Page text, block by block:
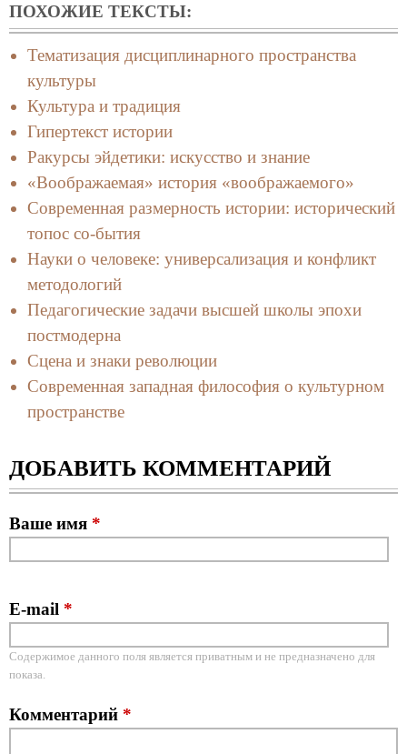
ПОХОЖИЕ ТЕКСТЫ:
Тематизация дисциплинарного пространства
культуры
Культура и традиция
Гипертекст истории
Ракурсы эйдетики: искусство и знание
«Воображаемая» история «воображаемого»
Современная размерность истории: исторический
топос со-бытия
Науки о человеке: универсализация и конфликт
методологий
Педагогические задачи высшей школы эпохи
постмодерна
Сцена и знаки революции
Современная западная философия о культурном
пространстве
ДОБАВИТЬ КОММЕНТАРИЙ
Ваше имя *
E-mail *
Содержимое данного поля является приватным и не предназначено для
показа.
Комментарий *